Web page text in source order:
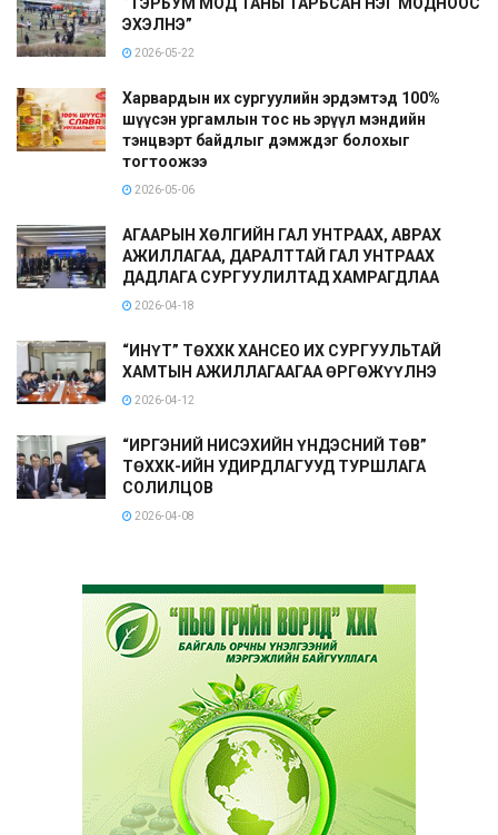
ЭХЭЛНЭ”
2026-05-22
Харвардын их сургуулийн эрдэмтэд 100%
шүүсэн ургамлын тос нь эрүүл мэндийн
тэнцвэрт байдлыг дэмждэг болохыг
тогтоожээ
2026-05-06
АГААРЫН ХӨЛГИЙН ГАЛ УНТРААХ, АВРАХ
АЖИЛЛАГАА, ДАРАЛТТАЙ ГАЛ УНТРААХ
ДАДЛАГА СУРГУУЛИЛТАД ХАМРАГДЛАА
2026-04-18
“ИНҮТ” ТӨХХК ХАНСЕО ИХ СУРГУУЛЬТАЙ
ХАМТЫН АЖИЛЛАГААГАА ӨРГӨЖҮҮЛНЭ
2026-04-12
“ИРГЭНИЙ НИСЭХИЙН ҮНДЭСНИЙ ТӨВ”
ТӨХХК-ИЙН УДИРДЛАГУУД ТУРШЛАГА
СОЛИЛЦОВ
2026-04-08